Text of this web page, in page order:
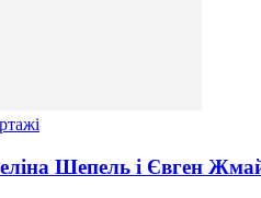
Шепель і Євген